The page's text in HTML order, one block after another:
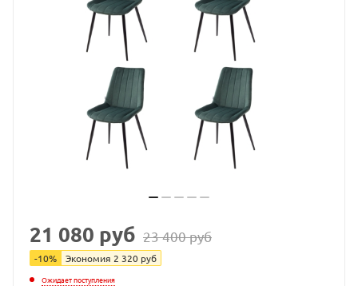
21 080 руб 23 400руб
-10% Экономия 2 320 руб
Ожидает поступления